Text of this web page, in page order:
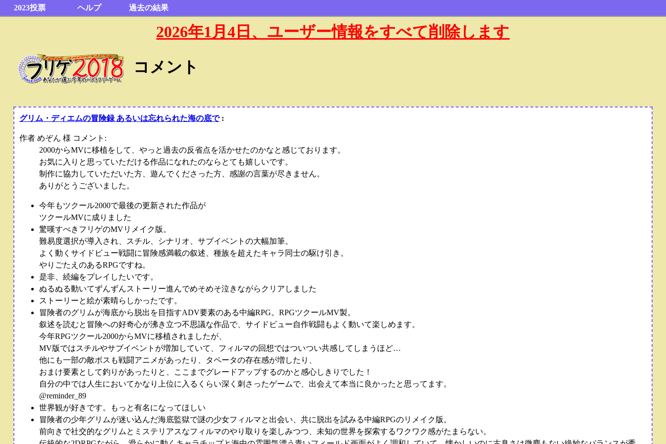
2023投票 ヘルプ 過去の結果
2026年1月4日、ユーザー情報をすべて削除します
コメント
グリム・ディエムの冒険録 あるいは忘れられた海の底で:
作者 めぞん 様 コメント:
2000からMVに移植をして、やっと過去の反省点を活かせたのかなと感じております。
お気に入りと思っていただける作品になれたのならとても嬉しいです。
制作に協力していただいた方、遊んでくださった方、感謝の言葉が尽きません。
ありがとうございました。
今年もツクール2000で最後の更新された作品が
ツクールMVに成りました
驚嘆すべきフリゲのMVリメイク版。
難易度選択が導入され、スチル、シナリオ、サブイベントの大幅加筆。
よく動くサイドビュー戦闘に冒険感満載の叙述、種族を超えたキャラ同士の駆け引き。
やりごたえのあるRPGですね。
是非、続編をプレイしたいです。
ぬるぬる動いてずんずんストーリー進んでめそめそ泣きながらクリアしました
ストーリーと絵が素晴らしかったです。
冒険者のグリムが海底から脱出を目指すADV要素のある中編RPG。RPGツクールMV製。
叙述を読むと冒険への好奇心が沸き立つ不思議な作品で、サイドビュー自作戦闘もよく動いて楽しめます。
今年RPGツクール2000からMVに移植されましたが、
MV版ではスチルやサブイベントが増加していて、フィルマの回想ではついつい共感してしまうほど…
他にも一部の敵ボスも戦闘アニメがあったり、タペータの存在感が増したり、
おまけ要素として釣りがあったりと、ここまでグレードアップするのかと感心しきりでした！
自分の中では人生においてかなり上位に入るくらい深く刺さったゲームで、出会えて本当に良かったと思ってます。
@reminder_89
世界観が好きです。もっと有名になってほしい
冒険者の少年グリムが迷い込んだ海底監獄で謎の少女フィルマと出会い、共に脱出を試みる中編RPGのリメイク版。
前向きで社交的なグリムとミステリアスなフィルマのやり取りを楽しみつつ、未知の世界を探索するワクワク感がたまらない。